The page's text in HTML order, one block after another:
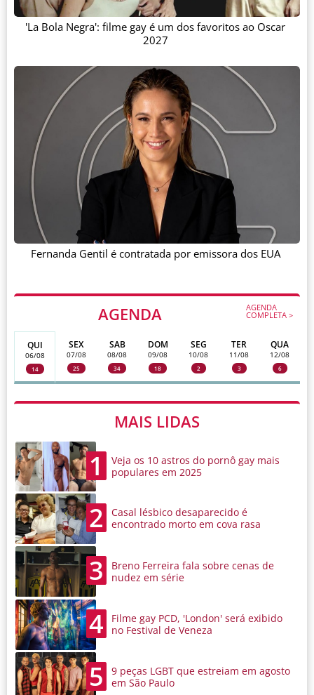
AGENDA AGENDA
COMPLETA >
QUI
06/08
14
SEX
07/08
25
SAB
08/08
34
DOM
09/08
18
SEG
10/08
2
TER
11/08
3
QUA
12/08
6
MAIS LIDAS
1
Veja os 10 astros do pornô gay mais
populares em 2025
2
Casal lésbico desaparecido é
encontrado morto em cova rasa
3
Breno Ferreira fala sobre cenas de
nudez em série
4
Filme gay PCD, 'London' será exibido
no Festival de Veneza
5
9 peças LGBT que estreiam em agosto
em São Paulo
'La Bola Negra': filme gay é um dos favoritos ao Oscar
2027
Fernanda Gentil é contratada por emissora dos EUA